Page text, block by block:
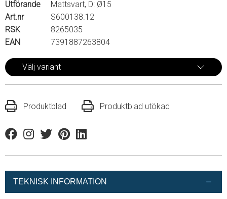
Utförande
Mattsvart, D: Ø15
Art.nr
S600138.12
RSK
8265035
EAN
7391887263804
Välj variant
Produktblad Produktblad utökad
FacebookInstagram
TwitterPinterestLinkedin
TEKNISK INFORMATION